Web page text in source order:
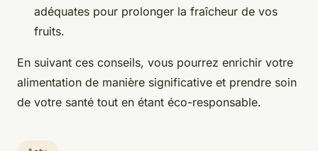
adéquates pour prolonger la fraîcheur de vos
fruits.
En suivant ces conseils, vous pourrez enrichir votre
alimentation de manière significative et prendre soin
de votre santé tout en étant éco-responsable.